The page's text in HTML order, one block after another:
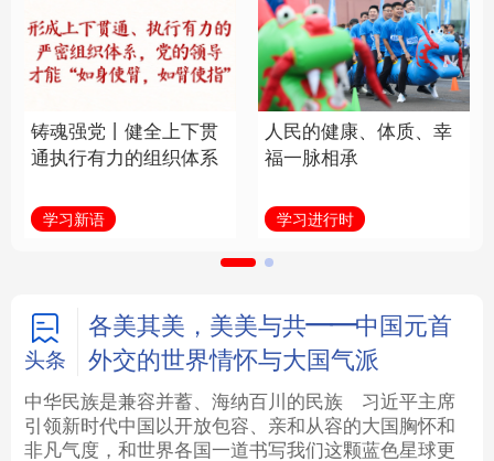
科技 科创 量子 体育
文化 书画 健康 军事
访谈 视频 图片 政务
学术中国 乡村振兴 银龄 溯源中国
城市 旅游 能源
彩票 娱乐 时尚 悦读
铸魂强党丨健全上下贯
通执行有力的组织体系
学习新语
人民的健康、体质、幸
福一脉相承
学习进行时
头条
各美其美，美美与共——中国元首
外交的世界情怀与大国气派
中华民族是兼容并蓄、海纳百川的民族
习近平主席
引领新时代中国以开放包容、亲和从容的大国胸怀和
非凡气度，和世界各国一道书写我们这颗蓝色星球更